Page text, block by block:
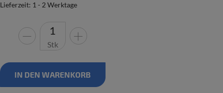
Lieferzeit: 1 - 2 Werktage
Stk
IN DEN WARENKORB